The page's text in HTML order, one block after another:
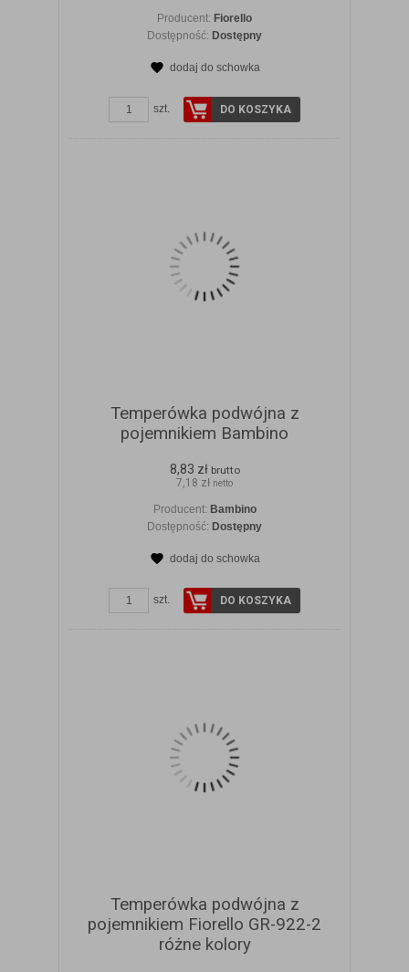
Producent: Fiorello
Dostępność: Dostępny
dodaj do schowka
szt. DO KOSZYKA
Temperówka podwójna z
pojemnikiem Bambino
8,83 zł brutto
7,18 zł netto
Producent: Bambino
Dostępność: Dostępny
dodaj do schowka
szt. DO KOSZYKA
Temperówka podwójna z
pojemnikiem Fiorello GR-922-2
różne kolory